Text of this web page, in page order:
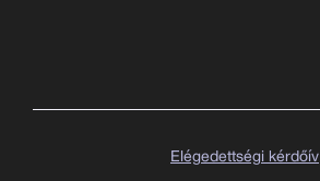
Elégedettségi kérdőív